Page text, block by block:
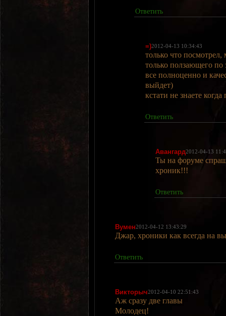
Ответить
=)2012-04-13 10:34:43
только что
только ползающего по
все полноценно и
выйдет)
кстати не знаете
Ответить
Авангард2012-04-13
Ты на форуме
хроник!!!
Ответить
Вумен2012-04-12 13:43:29
Джар, хроники как всегда на
Ответить
Викторыч2012-04-10 22:51:43
Аж сразу две главы
Молодец!